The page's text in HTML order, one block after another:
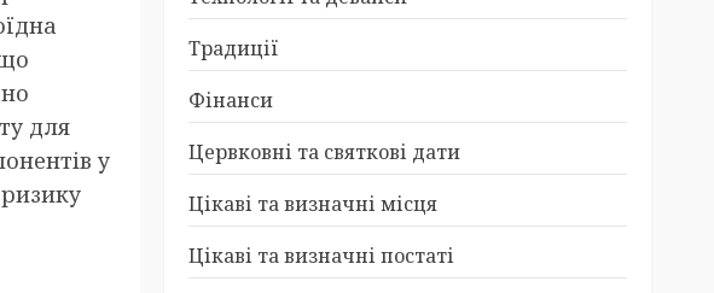
для
у
Традиції
Фінанси
Цервковні та святкові дати
Цікаві та визначні місця
Цікаві та визначні постаті